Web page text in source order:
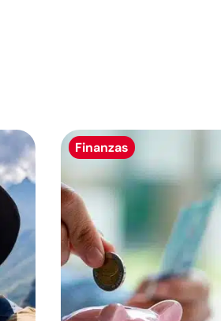
Finanzas